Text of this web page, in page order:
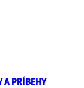
PRÍBEHY